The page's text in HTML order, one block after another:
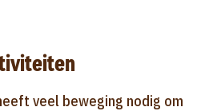
veel beweging nodig om